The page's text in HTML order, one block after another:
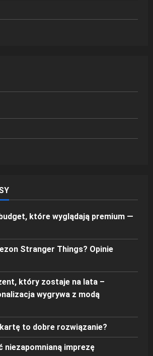
które wyglądają premium —
Stranger Things? Opinie
który zostaje na lata –
wygrywa z modą
to dobre rozwiązanie?
niezapomnianą imprezę